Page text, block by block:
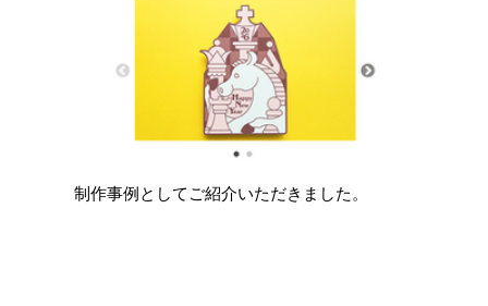
制作事例としてご紹介いただきました。